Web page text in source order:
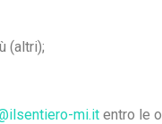
(altri);
mi.it entro le